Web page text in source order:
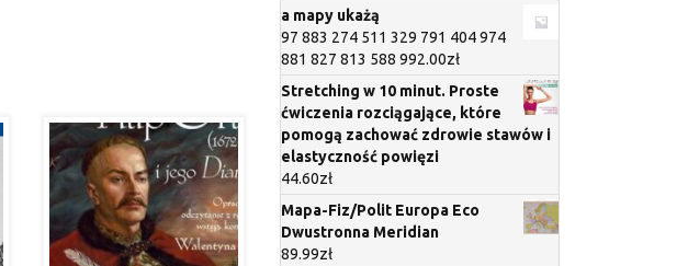
a mapy ukażą
97 883 274 511 329 791 404 974
881 827 813 588 992.00zł
Stretching w 10 minut. Proste
ćwiczenia rozciągające, które
pomogą zachować zdrowie stawów i
elastyczność powięzi
44.60zł
Mapa-Fiz/Polit Europa Eco
Dwustronna Meridian
89.99zł